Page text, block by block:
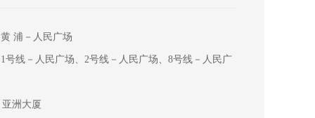
黄 浦－人民广场
1号线－人民广场、2号线－人民广场、8号线－人民广
亚洲大厦